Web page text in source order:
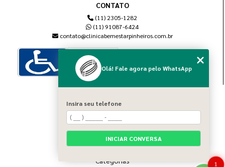
CONTATO
(11) 2305-1282
(11) 91087-6424
contato@clinicabemestarpinheiros.com.br
Home
Sobre nós
Blog
Serviços
Categorias
1
Olá! Fale agora pelo WhatsApp
Insira seu telefone
INICIAR CONVERSA